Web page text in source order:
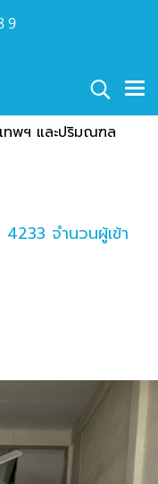
9
ทพฯ และปริมณฑล
4233 จำนวนผู้เข้า